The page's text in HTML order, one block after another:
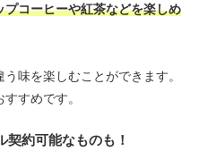
コーヒーや紅茶などを楽しめ
味を楽しむことができます。
すめです。
契約可能なものも！